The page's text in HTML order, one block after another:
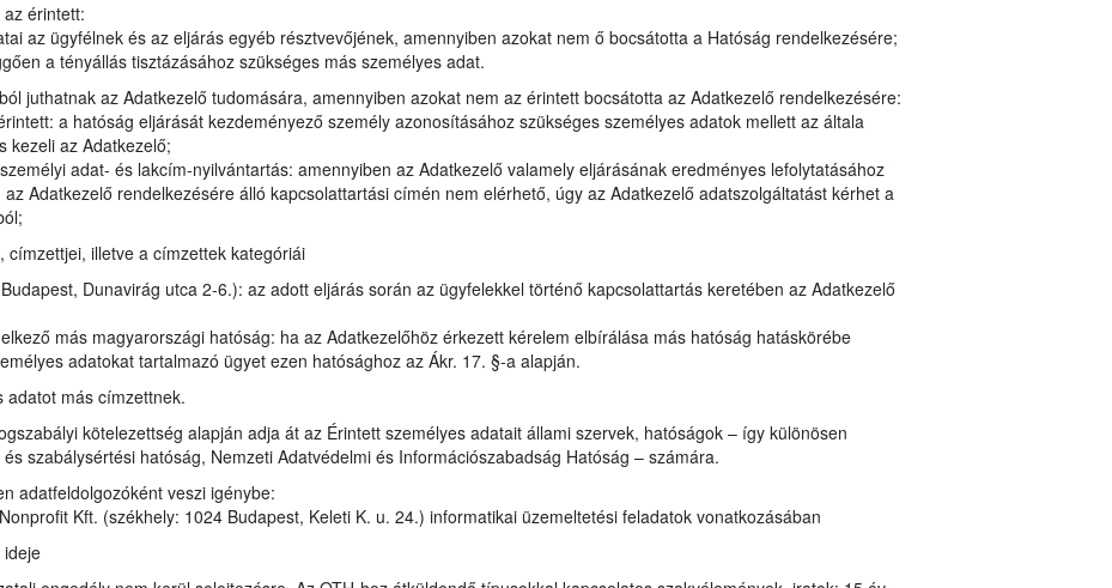
érintett:
az ügyfélnek és az eljárás egyéb résztvevőjének, amennyiben azokat nem ő bocsátotta a Hatóság rendelkezésére;
a tényállás tisztázásához szükséges más személyes adat.
juthatnak az Adatkezelő tudomására, amennyiben azokat nem az érintett bocsátotta az Adatkezelő rendelkezésére:
a hatóság eljárását kezdeményező személy azonosításához szükséges személyes adatok mellett az általa
kezeli az Adatkezelő;
adat- és lakcím-nyilvántartás: amennyiben az Adatkezelő valamely eljárásának eredményes lefolytatásához
Adatkezelő rendelkezésére álló kapcsolattartási címén nem elérhető, úgy az Adatkezelő adatszolgáltatást kérhet a
illetve a címzettek kategóriái
Dunavirág utca 2-6.): az adott eljárás során az ügyfelekkel történő kapcsolattartás keretében az Adatkezelő
más magyarországi hatóság: ha az Adatkezelőhöz érkezett kérelem elbírálása más hatóság hatáskörébe
adatokat tartalmazó ügyet ezen hatósághoz az Ákr. 17. §-a alapján.
adatot más címzettnek.
kötelezettség alapján adja át az Érintett személyes adatait állami szervek, hatóságok – így különösen
szabálysértési hatóság, Nemzeti Adatvédelmi és Információszabadság Hatóság – számára.
adatfeldolgozóként veszi igénybe:
Kft. (székhely: 1024 Budapest, Keleti K. u. 24.) informatikai üzemeltetési feladatok vonatkozásában